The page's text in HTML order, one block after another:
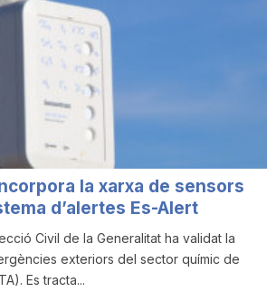
la xarxa de sensors
d’alertes Es-Alert
Civil de la Generalitat ha validat la
exteriors del sector químic de
Es tracta...